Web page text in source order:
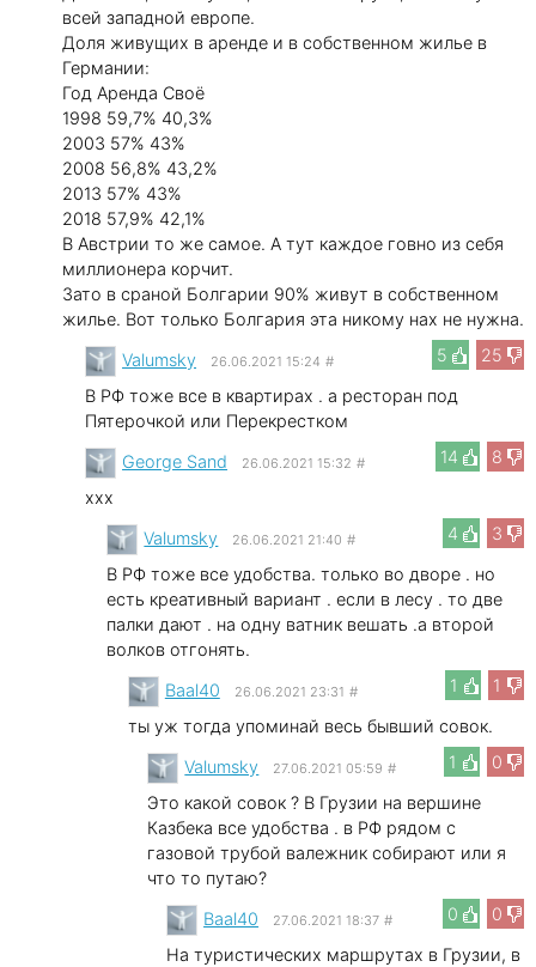
всей западной европе.
Доля живущих в аренде и в собственном жилье в
Германии:
Год Аренда Своё
1998 59,7% 40,3%
2003 57% 43%
2008 56,8% 43,2%
2013 57% 43%
2018 57,9% 42,1%
В Австрии то же самое. А тут каждое говно из себя
миллионера корчит.
Зато в сраной Болгарии 90% живут в собственном
жилье. Вот только Болгария эта никому нах не нужна.
5
25
Valumsky 26.06.2021 15:24 #
В РФ тоже все в квартирах . а ресторан под
Пятерочкой или Перекрестком
14
8
George Sand 26.06.2021 15:32 #
xxx
4
3
Valumsky 26.06.2021 21:40 #
В РФ тоже все удобства. только во дворе . но
есть креативный вариант . если в лесу . то две
палки дают . на одну ватник вешать .а второй
волков отгонять.
1
1
Baal40 26.06.2021 23:31 #
ты уж тогда упоминай весь бывший совок.
1
0
Valumsky 27.06.2021 05:59 #
Это какой совок ? В Грузии на вершине
Казбека все удобства . в РФ рядом с
газовой трубой валежник собирают или я
что то путаю?
0
0
Baal40 27.06.2021 18:37 #
На туристических маршрутах в Грузии, в